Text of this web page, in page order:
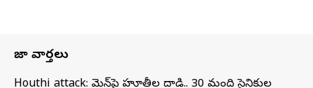
తాజా వార్తలు
Houthi attack: యెమెన్‌పై హూతీల దాడి.. 30 మంది సైనికుల